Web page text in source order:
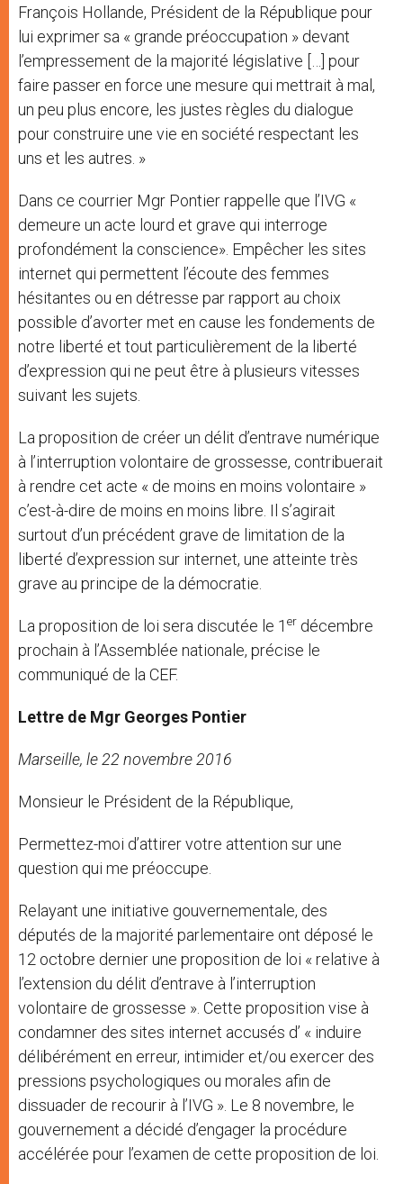
François Hollande, Président de la République pour
lui exprimer sa « grande préoccupation » devant
l’empressement de la majorité législative […] pour
faire passer en force une mesure qui mettrait à mal,
un peu plus encore, les justes règles du dialogue
pour construire une vie en société respectant les
uns et les autres. »
Dans ce courrier Mgr Pontier rappelle que l’IVG «
demeure un acte lourd et grave qui interroge
profondément la conscience». Empêcher les sites
internet qui permettent l’écoute des femmes
hésitantes ou en détresse par rapport au choix
possible d’avorter met en cause les fondements de
notre liberté et tout particulièrement de la liberté
d’expression qui ne peut être à plusieurs vitesses
suivant les sujets.
La proposition de créer un délit d’entrave numérique
à l’interruption volontaire de grossesse, contribuerait
à rendre cet acte « de moins en moins volontaire »
c’est-à-dire de moins en moins libre. Il s’agirait
surtout d’un précédent grave de limitation de la
liberté d’expression sur internet, une atteinte très
grave au principe de la démocratie.
La proposition de loi sera discutée le 1 er décembre
prochain à l’Assemblée nationale, précise le
communiqué de la CEF.
Lettre de Mgr Georges Pontier
Marseille, le 22 novembre 2016
Monsieur le Président de la République,
Permettez-moi d’attirer votre attention sur une
question qui me préoccupe.
Relayant une initiative gouvernementale, des
députés de la majorité parlementaire ont déposé le
12 octobre dernier une proposition de loi « relative à
l’extension du délit d’entrave à l’interruption
volontaire de grossesse ». Cette proposition vise à
condamner des sites internet accusés d’ « induire
délibérément en erreur, intimider et/ou exercer des
pressions psychologiques ou morales afin de
dissuader de recourir à l’IVG ». Le 8 novembre, le
gouvernement a décidé d’engager la procédure
accélérée pour l’examen de cette proposition de loi.